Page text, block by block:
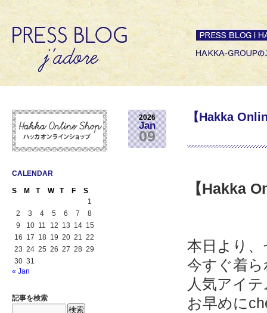
CALENDAR
S M T W T F
S
1
2
3 4 5 6 7
8
9
10 11 12 13 14 15
16 17 18 19 20 21 22
23 24 25 26 27 28 29
30 31
« Jan
記事を検索
2026
Jan
09
【Hakka
【Hakka
本日より
今すぐ着
人気アイ
お早めに